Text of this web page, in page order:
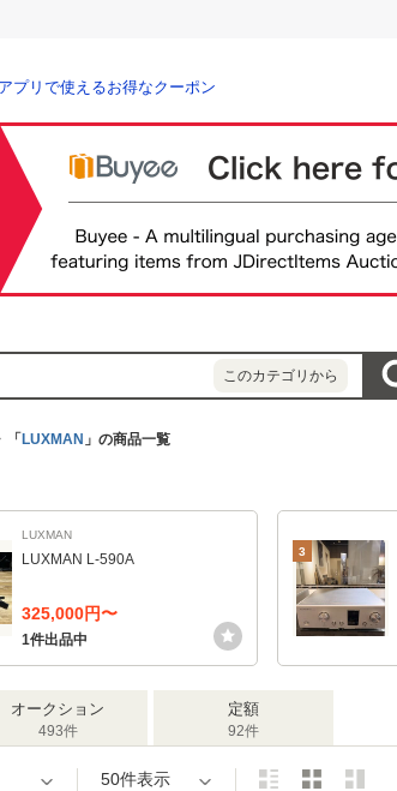
プリで使えるお得なクーポン
このカテゴリから
「 LUXMAN 」の商品一覧
LUXMAN
LUXMAN L-590A
325,000円〜
1件出品中
3
オークション
493件
定額
92件
50件表示